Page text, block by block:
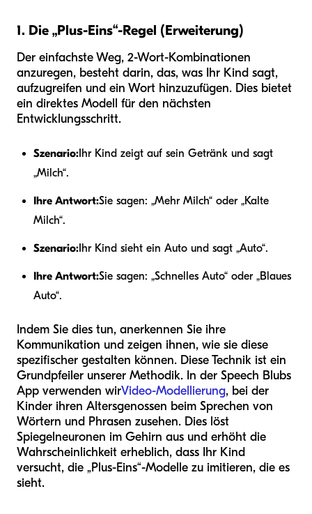
1. Die „Plus-Eins“-Regel (Erweiterung)
Der einfachste Weg, 2-Wort-Kombinationen
anzuregen, besteht darin, das, was Ihr Kind sagt,
aufzugreifen und ein Wort hinzuzufügen. Dies bietet
ein direktes Modell für den nächsten
Entwicklungsschritt.
Szenario: Ihr Kind zeigt auf sein Getränk und sagt
„Milch“.
Ihre Antwort:Sie sagen: „Mehr Milch“ oder „Kalte
Milch“.
Szenario: Ihr Kind sieht ein Auto und sagt „Auto“.
Ihre Antwort:Sie sagen: „Schnelles Auto“ oder „Blaues
Auto“.
Indem Sie dies tun, anerkennen Sie ihre
Kommunikation und zeigen ihnen, wie sie diese
spezifischer gestalten können. Diese Technik ist ein
Grundpfeiler unserer Methodik. In der Speech Blubs
App verwenden wirVideo-Modellierung, bei der
Kinder ihren Altersgenossen beim Sprechen von
Wörtern und Phrasen zusehen. Dies löst
Spiegelneuronen im Gehirn aus und erhöht die
Wahrscheinlichkeit erheblich, dass Ihr Kind
versucht, die „Plus-Eins“-Modelle zu imitieren, die es
sieht.